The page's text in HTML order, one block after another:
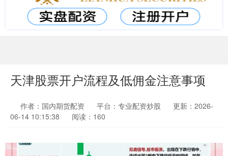
天津股票开户流程及低佣金注意事项
作者：国内期货配资 平台：专业配资炒股
更新：2026-
06-14 10:15:38
阅读：160